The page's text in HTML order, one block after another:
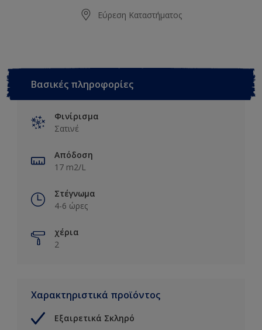
Εύρεση Καταστήματος
Βασικές πληροφορίες
Φινίρισμα
Σατινέ
Απόδοση
17 m2/L
Στέγνωμα
4-6 ώρες
χέρια
2
Χαρακτηριστικά προϊόντος
Εξαιρετικά Σκληρό